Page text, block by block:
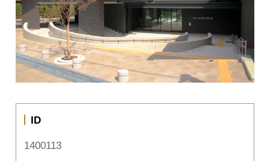
ID
1400113